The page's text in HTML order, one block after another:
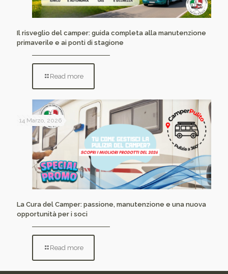
Il risveglio del camper: guida completa alla manutenzione
primaverile e ai ponti di stagione
Read more
14 Marzo, 2026
La Cura del Camper: passione, manutenzione e una nuova
opportunità per i soci
Read more